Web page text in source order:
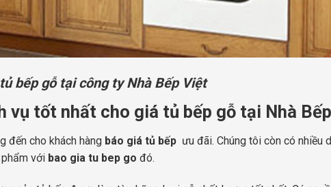
bếp gỗ tại công ty Nhà Bếp Việt
vụ tốt nhất cho giá tủ bếp gỗ tại Nhà
đến cho khách hàng báo giá tủ bếp ưu đãi. Chúng tôi còn có nhiều
với bao gia tu bep go đó.